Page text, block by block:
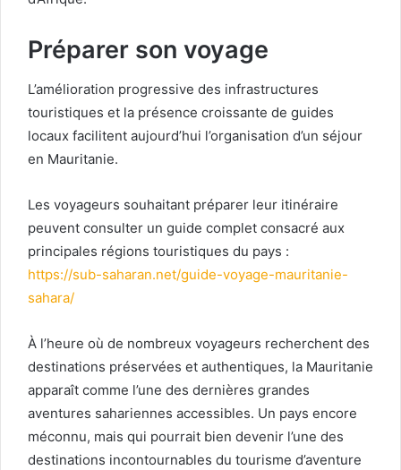
Préparer son voyage
L’amélioration progressive des infrastructures
touristiques et la présence croissante de guides
locaux facilitent aujourd’hui l’organisation d’un séjour
en Mauritanie.
Les voyageurs souhaitant préparer leur itinéraire
peuvent consulter un guide complet consacré aux
principales régions touristiques du pays :
https://sub-saharan.net/guide-voyage-mauritanie-
sahara/
À l’heure où de nombreux voyageurs recherchent des
destinations préservées et authentiques, la Mauritanie
apparaît comme l’une des dernières grandes
aventures sahariennes accessibles. Un pays encore
méconnu, mais qui pourrait bien devenir l’une des
destinations incontournables du tourisme d’aventure